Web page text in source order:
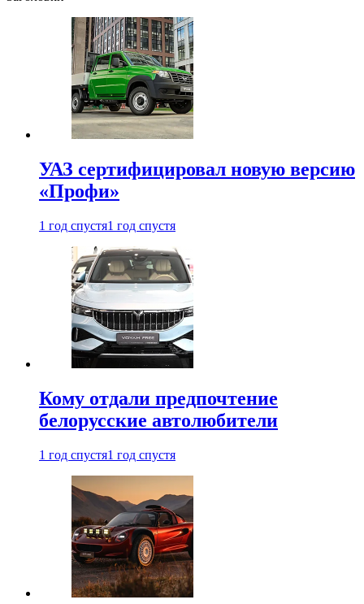
УАЗ сертифицировал новую версию
«Профи»
1 год спустя1 год спустя
Кому отдали предпочтение
белорусские автолюбители
1 год спустя1 год спустя